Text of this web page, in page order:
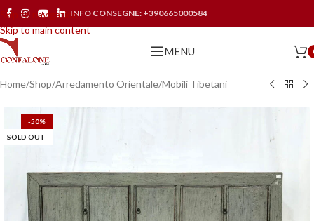
Skip to navigation
Skip to main content
INFO CONSEGNE: +390665000584
MENU
Home/Shop/Arredamento Orientale/Mobili Tibetani
-50%
SOLD OUT